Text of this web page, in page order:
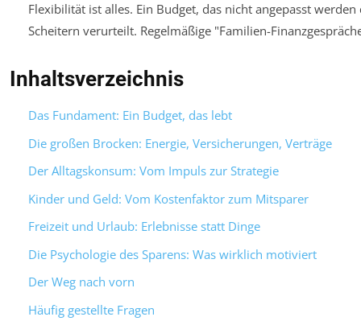
Flexibilität ist alles. Ein Budget, das nicht angepasst
Scheitern verurteilt. Regelmäßige "Familien-
Inhaltsverzeichnis
Das Fundament: Ein Budget, das lebt
Die großen Brocken: Energie, Versicherungen, Verträge
Der Alltagskonsum: Vom Impuls zur Strategie
Kinder und Geld: Vom Kostenfaktor zum Mitsparer
Freizeit und Urlaub: Erlebnisse statt Dinge
Die Psychologie des Sparens: Was wirklich motiviert
Der Weg nach vorn
Häufig gestellte Fragen